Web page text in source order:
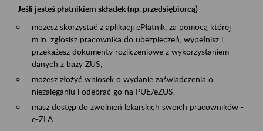
Jeśli jesteś płatnikiem składek (np. przedsiębiorcą)
możesz skorzystać z aplikacji ePłatnik, za pomocą której
m.in. zgłosisz pracownika do ubezpieczeń, wypełnisz i
przekażesz dokumenty rozliczeniowe z wykorzystaniem
danych z bazy ZUS,
możesz złożyć wniosek o wydanie zaświadczenia o
niezaleganiu i odebrać go na PUE/eZUS,
masz dostęp do zwolnień lekarskich swoich pracowników -
e-ZLA